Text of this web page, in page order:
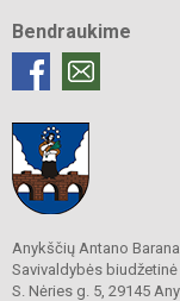
Bendraukime
Anykščių Antano
Savivaldybės
S. Nėries g. 5, 29145